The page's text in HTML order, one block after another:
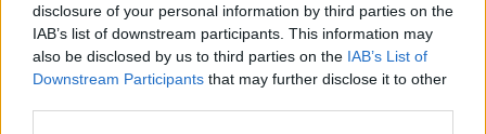
disclosure of your personal information by third parties on the
IAB’s list of downstream participants. This information may
also be disclosed by us to third parties on the IAB’s List of
Downstream Participants that may further disclose it to other
Brother TD-4420TN, TD-4520TN